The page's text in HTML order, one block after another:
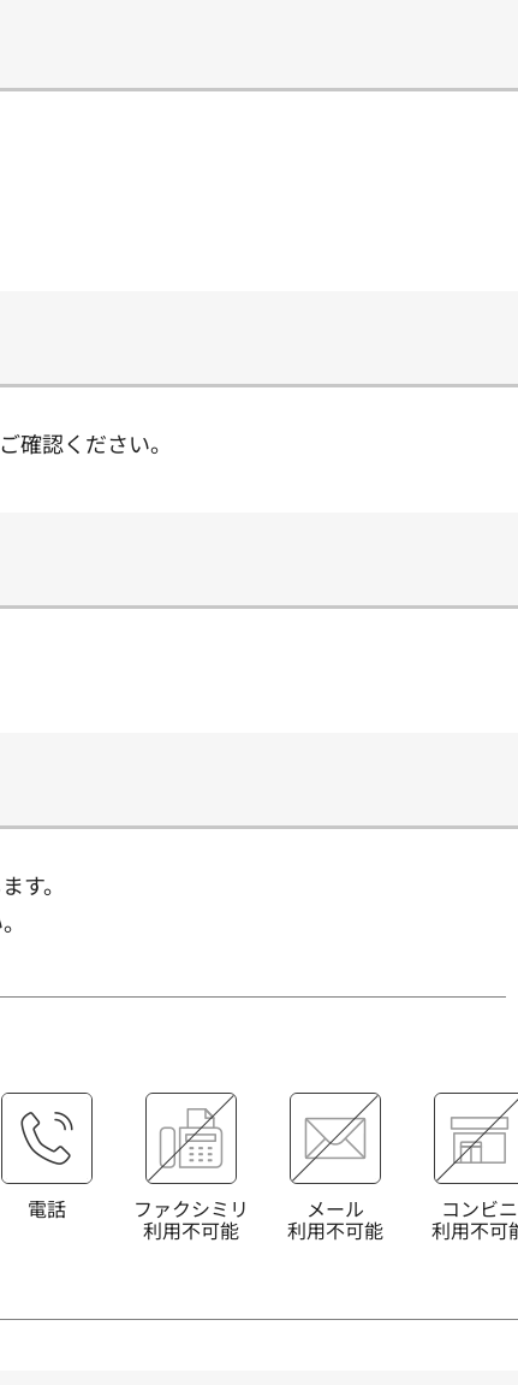
確認ください。
す。
電話 ファクシミリ
利用不可能
メール
利用不可能
コンビニ
利用不可